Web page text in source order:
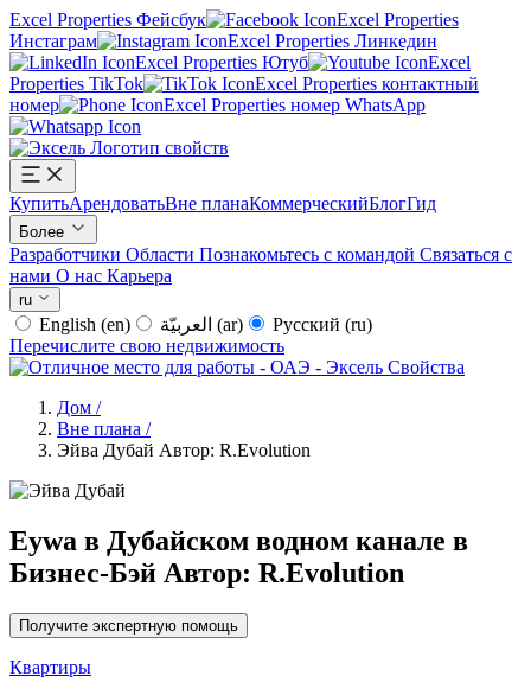
Excel Properties Фейсбук
Excel Properties
Инстаграм
Excel Properties Линкедин
Excel Properties Ютуб
Excel
Properties TikTok
Excel Properties контактный
номер
Excel Properties номер WhatsApp
КупитьАрендоватьВне планаКоммерческийБлогГид
Более
Разработчики Области Познакомьтесь с командой Связаться с
нами О нас Карьера
ru
English (en) (ar) Русский (ru)
Перечислите свою недвижимость
Дом /
Вне плана /
Эйва Дубай Автор: R.Evolution
Eywa в Дубайском водном канале в
Бизнес-Бэй Автор: R.Evolution
Получите экспертную помощь
Квартиры